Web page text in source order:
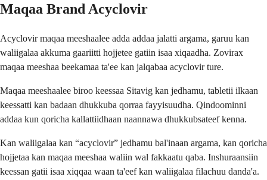
Maqaa Brand Acyclovir
Acyclovir maqaa meeshaalee adda addaa jalatti argama, garuu kan
waliigalaa akkuma gaariitti hojjetee gatiin isaa xiqaadha. Zovirax
maqaa meeshaa beekamaa ta'ee kan jalqabaa acyclovir ture.
Maqaa meeshaalee biroo keessaa Sitavig kan jedhamu, tabletii ilkaan
keessatti kan badaan dhukkuba qorraa fayyisuudha. Qindoominni
addaa kun qoricha kallattiidhaan naannawa dhukkubsateef kenna.
Kan waliigalaa kan “acyclovir” jedhamu bal'inaan argama, kan qoricha
hojjetaa kan maqaa meeshaa waliin wal fakkaatu qaba. Inshuraansiin
keessan gatii isaa xiqqaa waan ta'eef kan waliigalaa filachuu danda'a.